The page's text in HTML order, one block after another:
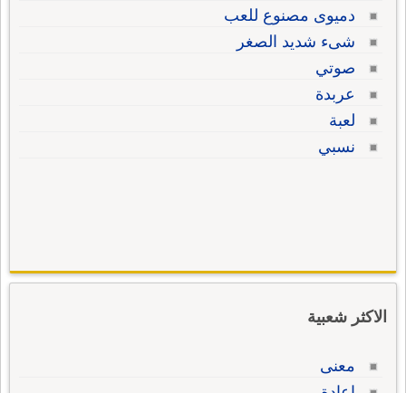
دميوى مصنوع للعب
شىء شديد الصغر
صوتي
عربدة
لعبة
نسبي
الاكثر شعبية
معنى